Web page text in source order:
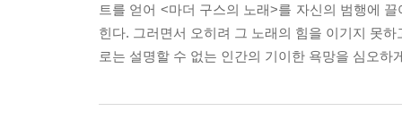
트를 얻어 <마더 구스의 노래>를 자신의 범행에
힌다. 그러면서 오히려 그 노래의 힘을 이기지 못
로는 설명할 수 없는 인간의 기이한 욕망을 심오하